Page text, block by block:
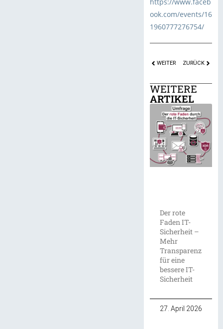
https://www.faceb
ook.com/events/16
1960777276754/
WEITER ZURÜCK
WEITERE
ARTIKEL
Der rote
Faden IT-
Sicherheit –
Mehr
Transparenz
für eine
bessere IT-
Sicherheit
27. April 2026